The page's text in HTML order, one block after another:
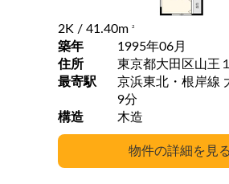
2K / 41.40m 2
築年
1995年06月
住所
東京都大田区山王
最寄駅
京浜東北・根岸線 大森
9分
構造
木造